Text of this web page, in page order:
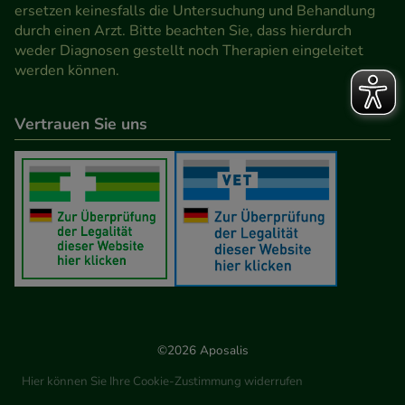
Werbung auf Drittseiten möglichst relevant für Sie
zu gestalten. Bitte beachten Sie, dass Daten hierfür
teilweise an Dritte wie z.B. Google oder soziale
ersetzen keinesfalls die Untersuchung und Behandlung
durch einen Arzt. Bitte beachten Sie, dass hierdurch
weder Diagnosen gestellt noch Therapien eingeleitet
werden können.
Vertrauen Sie uns
©2026 Aposalis
Hier können Sie Ihre Cookie-Zustimmung widerrufen